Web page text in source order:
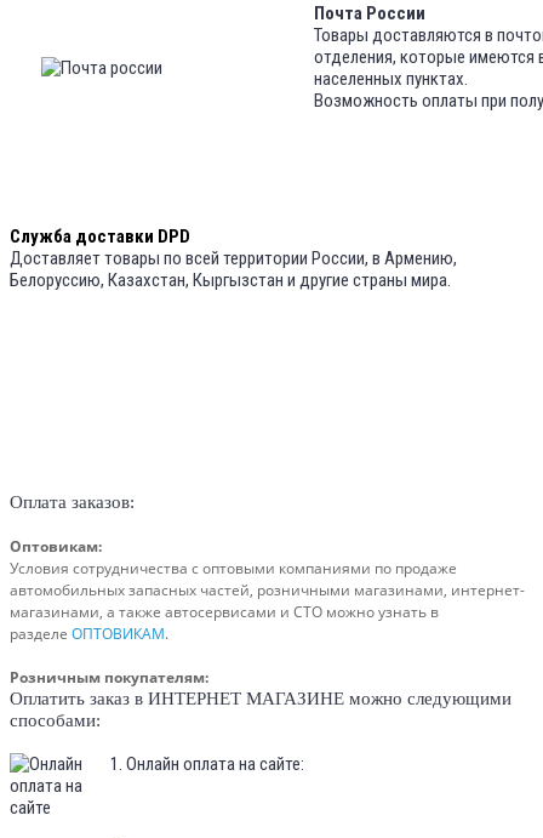
Почта России
Товары доставляются в
отделения, которые имеются
населенных пунктах.
Возможность оплаты при
Служба доставки DPD
Доставляет товары по всей территории России, в Армению,
Белоруссию, Казахстан, Кыргызстан и другие страны мира.
Оплата заказов:
Оптовикам:
Условия сотрудничества с оптовыми компаниями по продаже
автомобильных запасных частей, розничными магазинами, интернет-
магазинами, а также автосервисами и СТО можно узнать в
разделе ОПТОВИКАМ.
Розничным покупателям:
Оплатить заказ в ИНТЕРНЕТ МАГАЗИНЕ можно следующими
способами:
1. Онлайн оплата на сайте: